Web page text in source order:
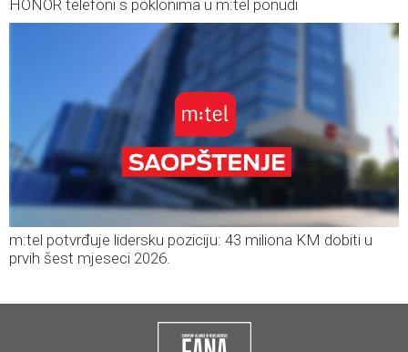
HONOR telefoni s poklonima u m:tel ponudi
m:tel potvrđuje lidersku poziciju: 43 miliona KM dobiti u
prvih šest mjeseci 2026.